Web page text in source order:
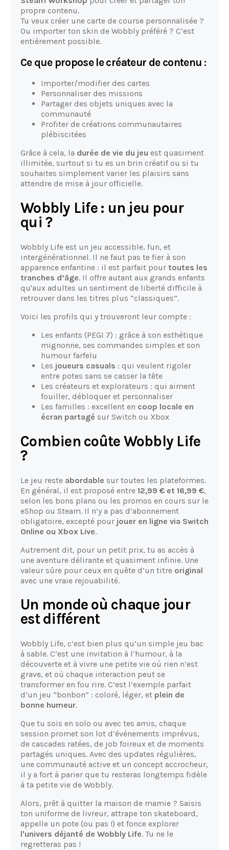
propre contenu.
Tu veux créer une carte de course personnalisée ?
Ou importer ton skin de Wobbly préféré ? C’est
entièrement possible.
Ce que propose le créateur de contenu :
Importer/modifier des cartes
Personnaliser des missions
Partager des objets uniques avec la
communauté
Profiter de créations communautaires
plébiscitées
Grâce à cela, la durée de vie du jeu est quasiment
illimitée, surtout si tu es un brin créatif ou si tu
souhaites simplement varier les plaisirs sans
attendre de mise à jour officielle.
Wobbly Life : un jeu pour
qui ?
Wobbly Life est un jeu accessible, fun, et
intergénérationnel. Il ne faut pas te fier à son
apparence enfantine : il est parfait pour toutes les
tranches d’âge. Il offre autant aux grands enfants
qu'aux adultes un sentiment de liberté difficile à
retrouver dans les titres plus “classiques”.
Voici les profils qui y trouveront leur compte :
Les enfants (PEGI 7) : grâce à son esthétique
mignonne, ses commandes simples et son
humour farfelu
Les joueurs casuals : qui veulent rigoler
entre potes sans se casser la tête
Les créateurs et explorateurs : qui aiment
fouiller, débloquer et personnaliser
Les familles : excellent en coop locale en
écran partagé sur Switch ou Xbox
Combien coûte Wobbly Life
?
Le jeu reste abordable sur toutes les plateformes.
En général, il est proposé entre 12,99 € et 16,99 €,
selon les bons plans ou les promos en cours sur le
eShop ou Steam. Il n’y a pas d’abonnement
obligatoire, excepté pour jouer en ligne via Switch
Online ou Xbox Live.
Autrement dit, pour un petit prix, tu as accès à
une aventure délirante et quasiment infinie. Une
valeur sûre pour ceux en quête d’un titre original
avec une vraie rejouabilité.
Un monde où chaque jour
est différent
Wobbly Life, c’est bien plus qu’un simple jeu bac
à sable. C’est une invitation à l’humour, à la
découverte et à vivre une petite vie où rien n’est
grave, et où chaque interaction peut se
transformer en fou rire. C’est l’exemple parfait
d’un jeu “bonbon” : coloré, léger, et plein de
bonne humeur.
Que tu sois en solo ou avec tes amis, chaque
session promet son lot d’événements imprévus,
de cascades ratées, de job foireux et de moments
partagés uniques. Avec des updates régulières,
une communauté active et un concept accrocheur,
il y a fort à parier que tu resteras longtemps fidèle
à ta petite vie de Wobbly.
Alors, prêt à quitter la maison de mamie ? Saisis
ton uniforme de livreur, attrape ton skateboard,
appelle un pote (ou pas !) et fonce explorer
l'univers déjanté de Wobbly Life. Tu ne le
regretteras pas !